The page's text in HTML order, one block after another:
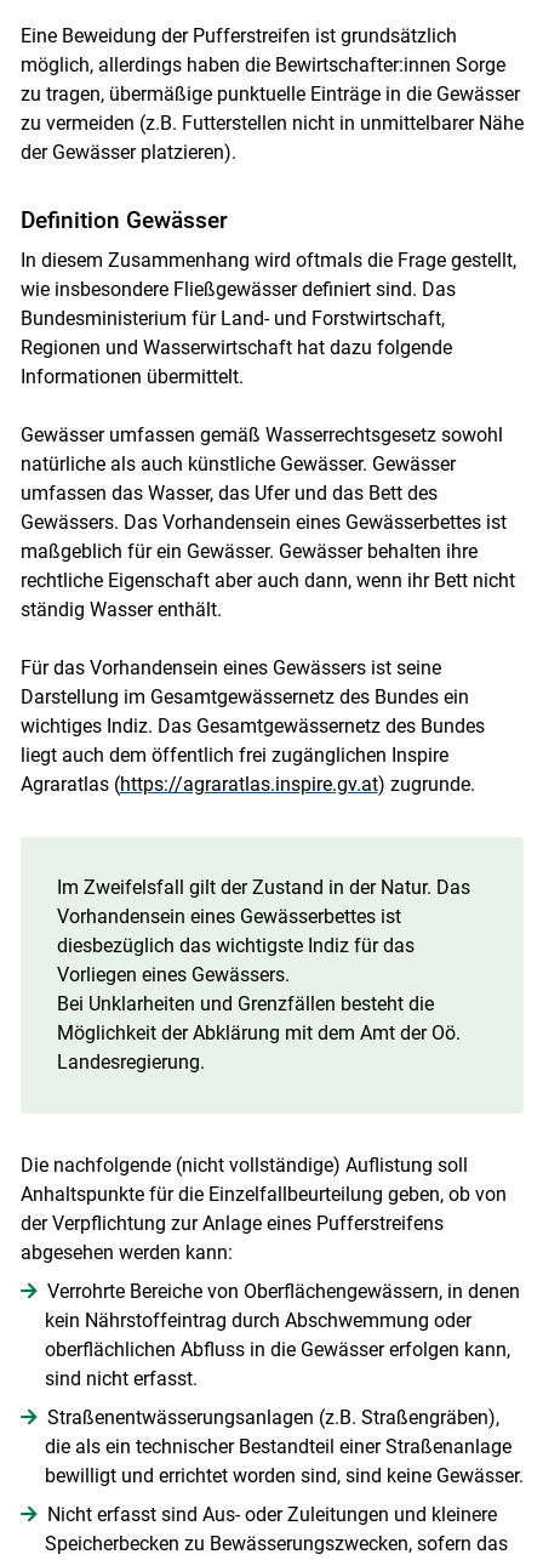
Eine Beweidung der Pufferstreifen ist grundsätzlich
möglich, allerdings haben die Bewirtschafter:innen Sorge
zu tragen, übermäßige punktuelle Einträge in die Gewässer
zu vermeiden (z.B. Futterstellen nicht in unmittelbarer Nähe
der Gewässer platzieren).
Definition Gewässer
In diesem Zusammenhang wird oftmals die Frage gestellt,
wie insbesondere Fließgewässer definiert sind. Das
Bundesministerium für Land- und Forstwirtschaft,
Regionen und Wasserwirtschaft hat dazu folgende
Informationen übermittelt.
Gewässer umfassen gemäß Wasserrechtsgesetz sowohl
natürliche als auch künstliche Gewässer. Gewässer
umfassen das Wasser, das Ufer und das Bett des
Gewässers. Das Vorhandensein eines Gewässerbettes ist
maßgeblich für ein Gewässer. Gewässer behalten ihre
rechtliche Eigenschaft aber auch dann, wenn ihr Bett nicht
ständig Wasser enthält.
Für das Vorhandensein eines Gewässers ist seine
Darstellung im Gesamtgewässernetz des Bundes ein
wichtiges Indiz. Das Gesamtgewässernetz des Bundes
liegt auch dem öffentlich frei zugänglichen Inspire
Agraratlas (https://agraratlas.inspire.gv.at) zugrunde.
Im Zweifelsfall gilt der Zustand in der Natur. Das
Vorhandensein eines Gewässerbettes ist
diesbezüglich das wichtigste Indiz für das
Vorliegen eines Gewässers.
Bei Unklarheiten und Grenzfällen besteht die
Möglichkeit der Abklärung mit dem Amt der Oö.
Landesregierung.
Die nachfolgende (nicht vollständige) Auflistung soll
Anhaltspunkte für die Einzelfallbeurteilung geben, ob von
der Verpflichtung zur Anlage eines Pufferstreifens
abgesehen werden kann:
Verrohrte Bereiche von Oberflächengewässern, in denen
kein Nährstoffeintrag durch Abschwemmung oder
oberflächlichen Abfluss in die Gewässer erfolgen kann,
sind nicht erfasst.
Straßenentwässerungsanlagen (z.B. Straßengräben),
die als ein technischer Bestandteil einer Straßenanlage
bewilligt und errichtet worden sind, sind keine Gewässer.
Nicht erfasst sind Aus- oder Zuleitungen und kleinere
Speicherbecken zu Bewässerungszwecken, sofern das